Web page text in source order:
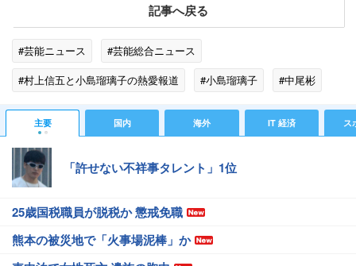
記事へ戻る
#芸能ニュース
#芸能総合ニュース
#村上信五と小島瑠璃子の熱愛報道
#小島瑠璃子
#中尾彬
#芸能人の熱愛
#サンデー・ジャポン
#エンタメ・芸能ニュース
主要 国内 海外 IT 経済 ス
「許せない不祥事タレント」1位
25歳国税職員が脱税か 懲戒免職
熊本の被災地で「火事場泥棒」か